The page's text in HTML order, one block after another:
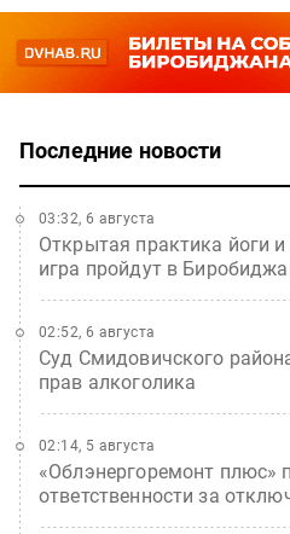
Последние новости
Открытая практика йоги
игра пройдут в
03:32, 6 августа
Суд Смидовичского
прав алкоголика
02:52, 6 августа
«Облэнергоремонт плюс»
ответственности за
02:14, 5 августа